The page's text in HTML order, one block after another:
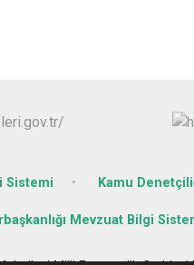
Sistemi Kamu
Mevzuat Bilgi